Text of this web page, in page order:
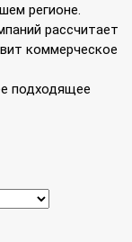
регионе.
рассчитает
коммерческое
подходящее